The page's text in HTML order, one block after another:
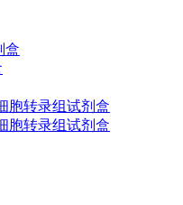
盒
胞转录组试剂盒
胞转录组试剂盒